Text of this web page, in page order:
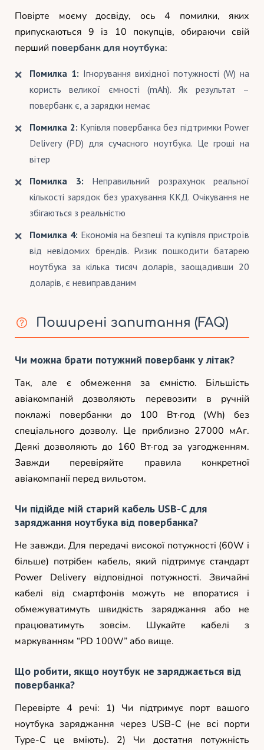
Повірте моєму досвіду, ось 4 помилки, яких
припускаються 9 із 10 покупців, обираючи свій
перший повербанк для ноутбука:
Помилка 1: Ігнорування вихідної потужності (W) на
користь великої ємності (mAh). Як результат –
повербанк є, а зарядки немає
Помилка 2: Купівля повербанка без підтримки Power
Delivery (PD) для сучасного ноутбука. Це гроші на
вітер
Помилка 3: Неправильний розрахунок реальної
кількості зарядок без урахування ККД. Очікування не
збігаються з реальністю
Помилка 4: Економія на безпеці та купівля пристроїв
від невідомих брендів. Ризик пошкодити батарею
ноутбука за кілька тисяч доларів, заощадивши 20
доларів, є невиправданим
Поширені запитання (FAQ)
Чи можна брати потужний повербанк у літак?
Так, але є обмеження за ємністю. Більшість
авіакомпаній дозволяють перевозити в ручній
поклажі повербанки до 100 Вт·год (Wh) без
спеціального дозволу. Це приблизно 27000 мАг.
Деякі дозволяють до 160 Вт·год за узгодженням.
Завжди перевіряйте правила конкретної
авіакомпанії перед вильотом.
Чи підійде мій старий кабель USB-C для
заряджання ноутбука від повербанка?
Не завжди. Для передачі високої потужності (60W і
більше) потрібен кабель, який підтримує стандарт
Power Delivery відповідної потужності. Звичайні
кабелі від смартфонів можуть не впоратися і
обмежуватимуть швидкість заряджання або не
працюватимуть зовсім. Шукайте кабелі з
маркуванням “PD 100W” або вище.
Що робити, якщо ноутбук не заряджається від
повербанка?
Перевірте 4 речі: 1) Чи підтримує порт вашого
ноутбука заряджання через USB-C (не всі порти
Type-C це вміють). 2) Чи достатня потужність